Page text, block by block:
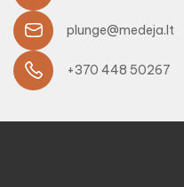
plunge@medeja.lt
+370 448 50267